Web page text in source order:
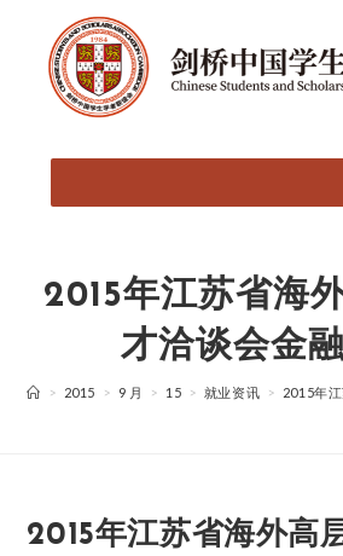
2015年江苏省海
才洽谈会金
> 2015 > 9 月 > 15 > 就业资讯 > 2015年
2015年江苏省海外高